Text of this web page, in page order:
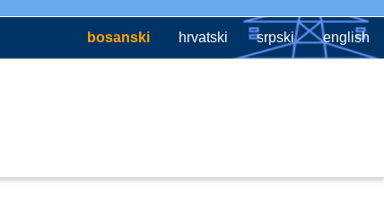
english
srpski
hrvatski
bosanski